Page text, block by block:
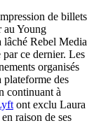
de billets
au Young
lâché Rebel Media
ce dernier. Les
organisés
plateforme des
continuant à
ont exclu Laura
raison de ses